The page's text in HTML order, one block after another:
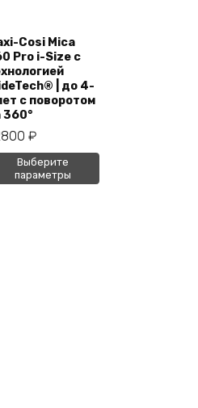
Cosi Mica
Pro i-Size с
| до 4-
с поворотом
360°
₽
Выберите
параметры
Этот
товар